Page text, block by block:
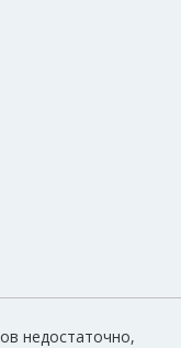
недостаточно,